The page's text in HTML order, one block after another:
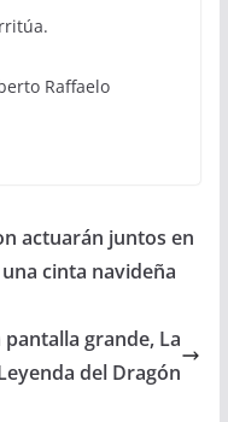
Raffaelo
actuarán juntos en
una cinta navideña
grande, La
del Dragón